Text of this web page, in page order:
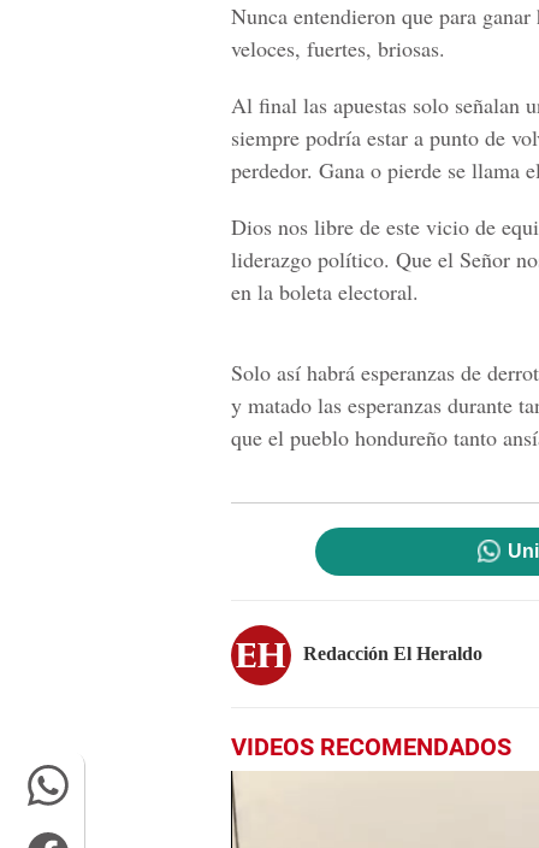
Nunca entendieron que para
veloces, fuertes, briosas.
Al final las apuestas solo señalan
siempre podría estar a punto de
perdedor. Gana o pierde se llama
Dios nos libre de este vicio de
liderazgo político. Que el Señor
en la boleta electoral.
Solo así habrá esperanzas de
y matado las esperanzas durante
que el pueblo hondureño tanto
Redacción El Heraldo
VIDEOS RECOMENDADOS